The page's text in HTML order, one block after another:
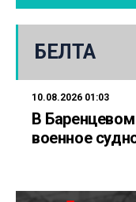
БЕЛТА
10.08.2026 01:03
В
военное